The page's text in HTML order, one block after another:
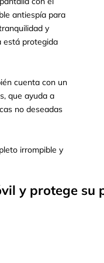
antiespía para
y
está protegida
cuenta con un
que ayuda a
no deseadas
irrompible y
y protege su